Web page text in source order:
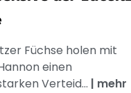
Füchse holen mit
einen
Verteid... | mehr